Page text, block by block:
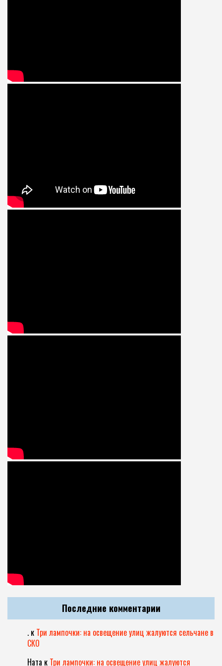
Последние комментарии
. к Три лампочки: на освещение улиц жалуются сельчане в
СКО
Ната к Три лампочки: на освещение улиц жалуются